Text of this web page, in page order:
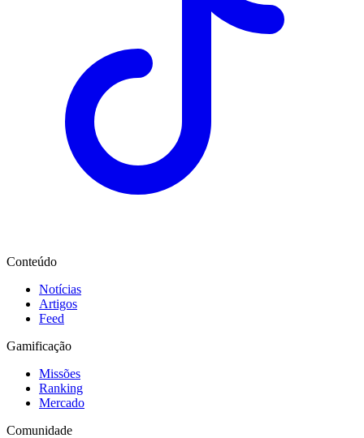
Conteúdo
Notícias
Artigos
Feed
Gamificação
Missões
Ranking
Mercado
Comunidade